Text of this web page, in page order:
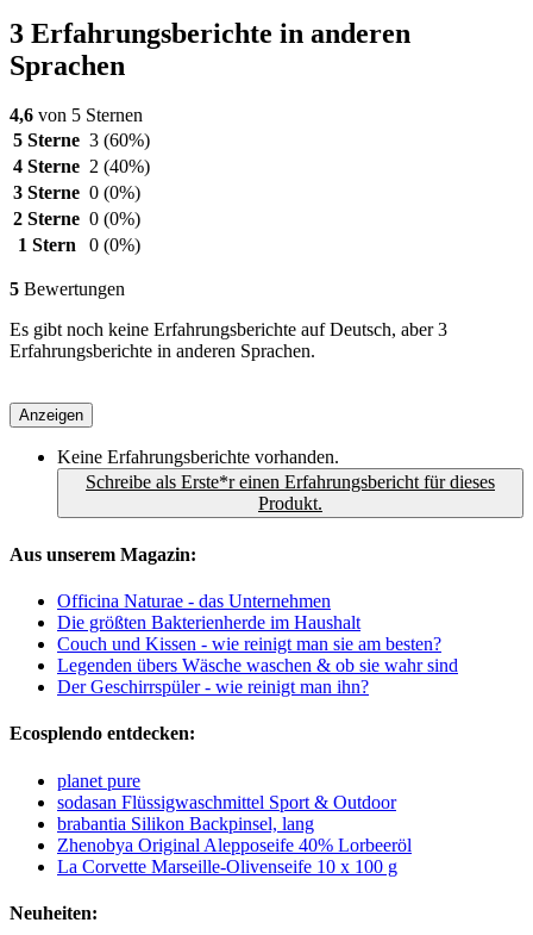
3 Erfahrungsberichte in anderen
Sprachen
4,6 von 5 Sternen
5 Sterne 3 (60%)
4 Sterne 2 (40%)
3 Sterne 0 (0%)
2 Sterne 0 (0%)
1 Stern
0 (0%)
5 Bewertungen
Es gibt noch keine Erfahrungsberichte auf Deutsch, aber 3
Erfahrungsberichte in anderen Sprachen.
Anzeigen
Keine Erfahrungsberichte vorhanden.
Schreibe als Erste*r einen Erfahrungsbericht für dieses
Produkt.
Aus unserem Magazin:
Officina Naturae - das Unternehmen
Die größten Bakterienherde im Haushalt
Couch und Kissen - wie reinigt man sie am besten?
Legenden übers Wäsche waschen & ob sie wahr sind
Der Geschirrspüler - wie reinigt man ihn?
Ecosplendo entdecken:
planet pure
sodasan Flüssigwaschmittel Sport & Outdoor
brabantia Silikon Backpinsel, lang
Zhenobya Original Alepposeife 40% Lorbeeröl
La Corvette Marseille-Olivenseife 10 x 100 g
Neuheiten: